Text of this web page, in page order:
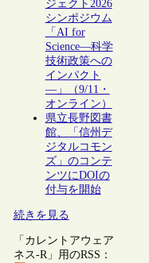
ジェクト2026
シンポジウム
「AI for
Science―科学
技術政策への
インパクト
―」（9/11・
オンライン）
県立長野図書
館、「信州デ
ジタルコモン
ズ」のコンテ
ンツにDOIの
付与を開始
続きを見る
「カレントアウェア
ネス-R」用のRSS：